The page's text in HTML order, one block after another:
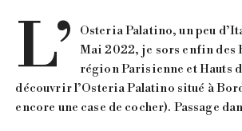
L’
Osteria Palatino, un peu
Mai 2022, je sors enfin des
région Parisienne et Hauts
découvrir l’Osteria Palatino situé à
encore une case de cocher). Passage